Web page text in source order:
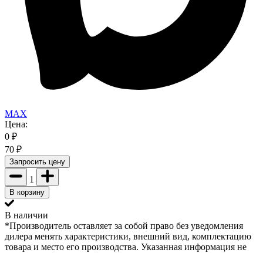
MAX
Цена:
0 ₽
70 ₽
Запросить цену
1
В корзину
В наличии
*Производитель оставляет за собой право без уведомления
дилера менять характеристики, внешний вид, комплектацию
товара и место его производства. Указанная информация не